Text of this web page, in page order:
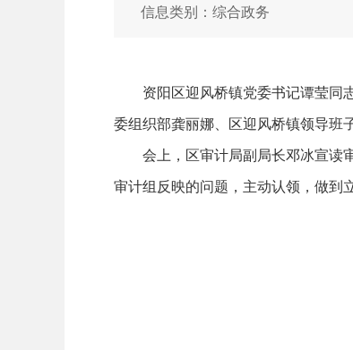
信息类别：综合政务
资阳区迎风桥镇党委书记谭莹同志
委组织部龚丽娜、区迎风桥镇领导班
会上，区审计局副局长邓冰宣读审
审计组反映的问题，主动认领，做到